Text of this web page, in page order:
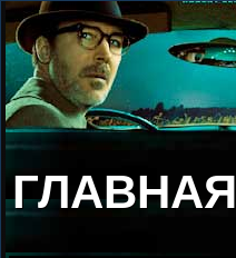
ГЛАВНАЯ